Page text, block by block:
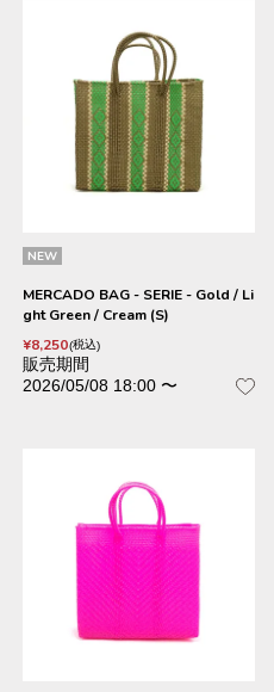
NEW
MERCADO BAG - SERIE - Gold / Li
ght Green / Cream (S)
¥8,250 税込
販売期間
2026/05/08 18:00 〜